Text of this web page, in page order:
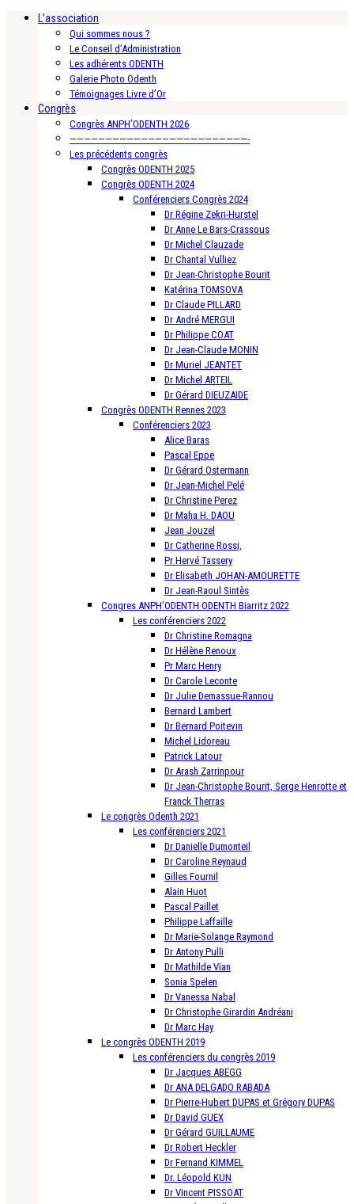
L’association
Qui sommes nous ?
Le Conseil d’Administration
Les adhérents ODENTH
Galerie Photo Odenth
Témoignages Livre d’Or
Congrès
Congrès ANPH’ODENTH 2026
—————————————————————————-
Les précédents congrès
Congrès ODENTH 2025
Congrès ODENTH 2024
Conférenciers Congrès 2024
Dr Régine Zekri-Hurstel
Dr Anne Le Bars-Crassous
Dr Michel Clauzade
Dr Chantal Vulliez
Dr Jean-Christophe Bourit
Katérina TOMSOVA
Dr Claude PILLARD
Dr André MERGUI
Dr Philippe COAT
Dr Jean-Claude MONIN
Dr Muriel JEANTET
Dr Michel ARTEIL
Dr Gérard DIEUZAIDE
Congrès ODENTH Rennes 2023
Conférenciers 2023
Alice Baras
Pascal Eppe
Dr Gérard Ostermann
Dr Jean-Michel Pelé
Dr Christine Perez
Dr Maha H. DAOU
Jean Jouzel
Dr Catherine Rossi,
Pr Hervé Tassery
Dr Elisabeth JOHAN-AMOURETTE
Dr Jean-Raoul Sintès
Congres ANPH’ODENTH ODENTH Biarritz 2022
Les conférenciers 2022
Dr Christine Romagna
Dr Hélène Renoux
Pr Marc Henry
Dr Carole Leconte
Dr Julie Demassue-Rannou
Bernard Lambert
Dr Bernard Poitevin
Michel Lidoreau
Patrick Latour
Dr Arash Zarrinpour
Dr Jean-Christophe Bourit, Serge Henrotte et
Franck Therras
Le congrès Odenth 2021
Les conférenciers 2021
Dr Danielle Dumonteil
Dr Caroline Reynaud
Gilles Fournil
Alain Huot
Pascal Paillet
Philippe Laffaille
Dr Marie-Solange Raymond
Dr Antony Pulli
Dr Mathilde Vian
Sonia Spelen
Dr Vanessa Nabal
Dr Christophe Girardin Andréani
Dr Marc Hay
Le congrès ODENTH 2019
Les conférenciers du congrès 2019
Dr Jacques ABEGG
Dr ANA DELGADO RABADA
Dr Pierre-Hubert DUPAS et Grégory DUPAS
Dr David GUEX
Dr Gérard GUILLAUME
Dr Robert Heckler
Dr Fernand KIMMEL
Dr. Léopold KUN
Dr Vincent PISSOAT